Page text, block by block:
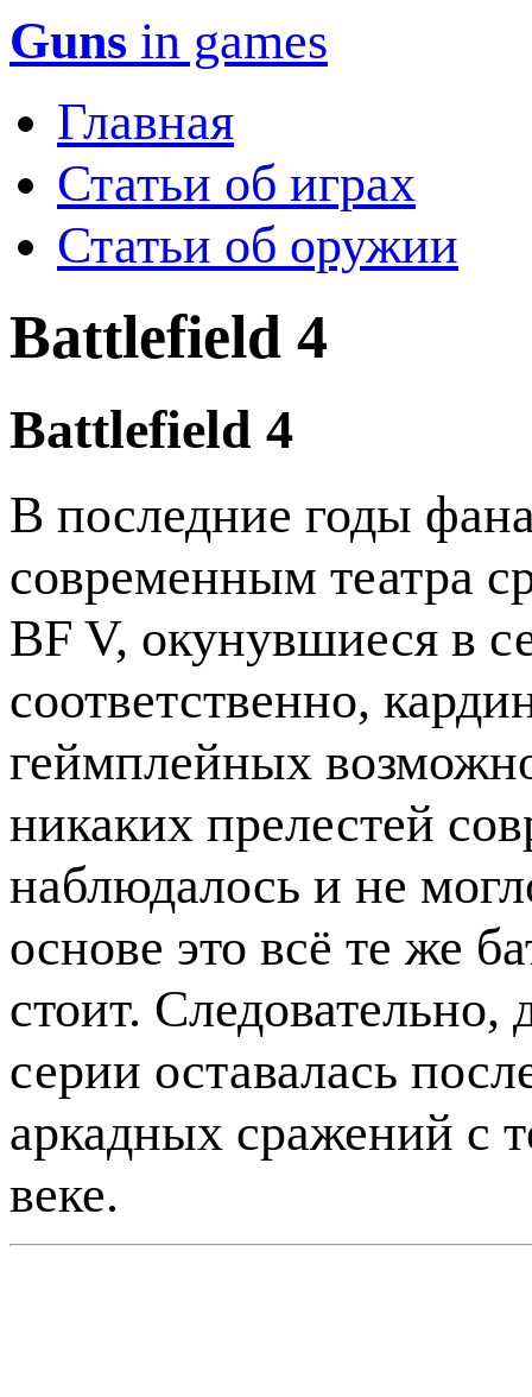
Guns in games
Главная
Статьи об играх
Статьи об оружии
Battlefield 4
Battlefield 4
В последние годы
современным театра
BF V, окунувшиеся в
соответственно,
геймплейных
никаких прелестей
наблюдалось и не
основе это всё те же
стоит. Следовательно,
серии оставалась
аркадных сражений с
веке.